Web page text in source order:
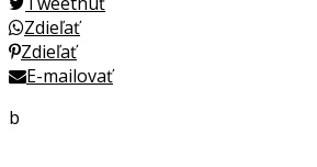
Zdieľať
Zdieľať
E-mailovať
b